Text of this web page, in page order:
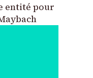
entité pour